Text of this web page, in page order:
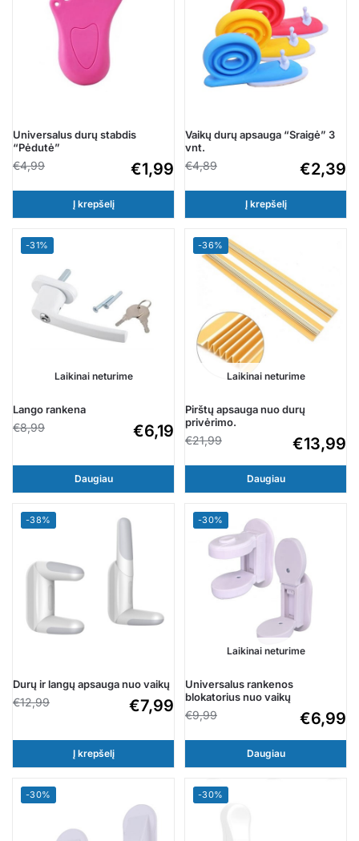
Universalus durų stabdis
“Pėdutė”
€4,99 €1,99
Į krepšelį
Vaikų durų apsauga “Sraigė” 3
vnt.
€4,89 €2,39
Į krepšelį
-31%
Laikinai neturime
Lango rankena
€8,99 €6,19
Daugiau
-36%
Laikinai neturime
Pirštų apsauga nuo durų
privėrimo.
€21,99 €13,99
Daugiau
-38%
Durų ir langų apsauga nuo vaikų
€12,99 €7,99
Į krepšelį
-30%
Laikinai neturime
Universalus rankenos
blokatorius nuo vaikų
€9,99 €6,99
Daugiau
-30% -30%